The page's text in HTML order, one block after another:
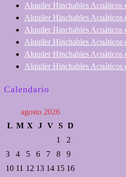
Alquiler Hinchables
Alquiler Hinchables
Alquiler Hinchables Acuáticos
Alquiler Hinchables
Alquiler Hinchables Acuáticos
Alquiler Hinchables Acuáticos
Calendario
agosto 2026
L M X J V S D
1
2
3
4 5 6 7 8
9
10 11 12 13 14 15 16